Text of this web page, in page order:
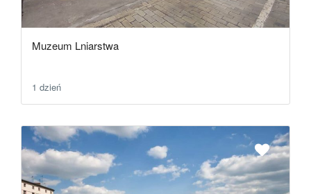
Muzeum Lniarstwa
1 dzień